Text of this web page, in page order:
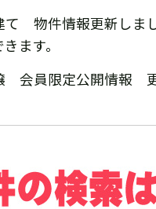
て 物件情報更新しま
ます。
会員限定公開情報 更